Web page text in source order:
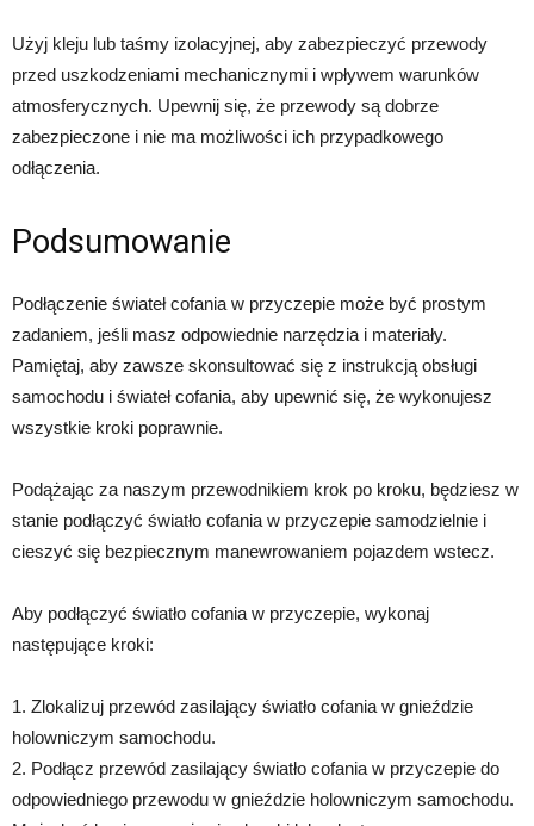
Użyj kleju lub taśmy izolacyjnej, aby zabezpieczyć przewody
przed uszkodzeniami mechanicznymi i wpływem warunków
atmosferycznych. Upewnij się, że przewody są dobrze
zabezpieczone i nie ma możliwości ich przypadkowego
odłączenia.
Podsumowanie
Podłączenie świateł cofania w przyczepie może być prostym
zadaniem, jeśli masz odpowiednie narzędzia i materiały.
Pamiętaj, aby zawsze skonsultować się z instrukcją obsługi
samochodu i świateł cofania, aby upewnić się, że wykonujesz
wszystkie kroki poprawnie.
Podążając za naszym przewodnikiem krok po kroku, będziesz w
stanie podłączyć światło cofania w przyczepie samodzielnie i
cieszyć się bezpiecznym manewrowaniem pojazdem wstecz.
Aby podłączyć światło cofania w przyczepie, wykonaj
następujące kroki:
1. Zlokalizuj przewód zasilający światło cofania w gnieździe
holowniczym samochodu.
2. Podłącz przewód zasilający światło cofania w przyczepie do
odpowiedniego przewodu w gnieździe holowniczym samochodu.